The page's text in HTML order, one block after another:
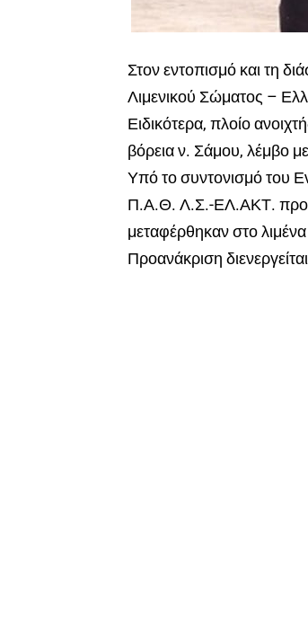
Στον εντοπισμό και τη
Λιμενικού Σώματος –
Ειδικότερα, πλοίο
βόρεια ν. Σάμου, λέμβο
Υπό το συντονισμό του
Π.Α.Θ. Λ.Σ.-ΕΛ.ΑΚΤ.
μεταφέρθηκαν στο
Προανάκριση